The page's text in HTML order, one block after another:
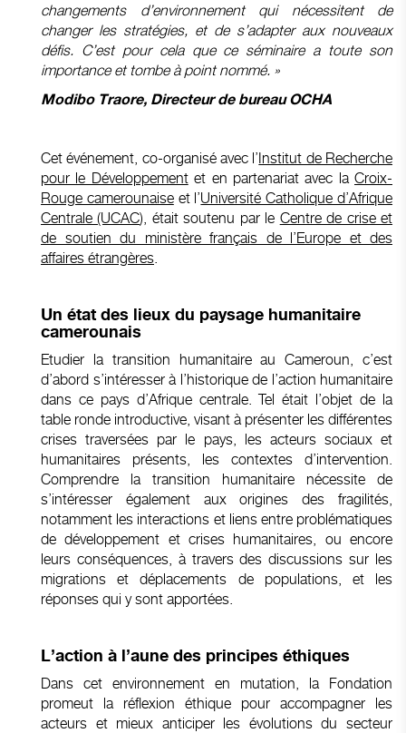
changements d’environnement qui nécessitent de
changer les stratégies, et de s’adapter aux nouveaux
défis. C’est pour cela que ce séminaire a toute son
importance et tombe à point nommé. »
Modibo Traore, Directeur de bureau OCHA
Cet événement, co-organisé avec l’Institut de Recherche
pour le Développementet en partenariat avec la Croix-
Rouge camerounaiseet l’Université Catholique d’Afrique
Centrale (UCAC), était soutenu par le Centre de crise et
de soutien du ministère français de l’Europe et des
affaires étrangères.
Un état des lieux du paysage humanitaire
camerounais
Etudier la transition humanitaire au Cameroun, c’est
d’abord s’intéresser à l’historique de l’action humanitaire
dans ce pays d’Afrique centrale. Tel était l’objet de la
table ronde introductive, visant à présenter les différentes
crises traversées par le pays, les acteurs sociaux et
humanitaires présents, les contextes d’intervention.
Comprendre la transition humanitaire nécessite de
s’intéresser également aux origines des fragilités,
notamment les interactions et liens entre problématiques
de développement et crises humanitaires, ou encore
leurs conséquences, à travers des discussions sur les
migrations et déplacements de populations, et les
réponses qui y sont apportées.
L’action à l’aune des principes éthiques
Dans cet environnement en mutation, la Fondation
promeut la réflexion éthique pour accompagner les
acteurs et mieux anticiper les évolutions du secteur